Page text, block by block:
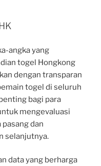
angka yang
togel Hongkong
dengan transparan
togel di seluruh
bagi para
mengevaluasi
dan
selanjutnya.
data yang berharga